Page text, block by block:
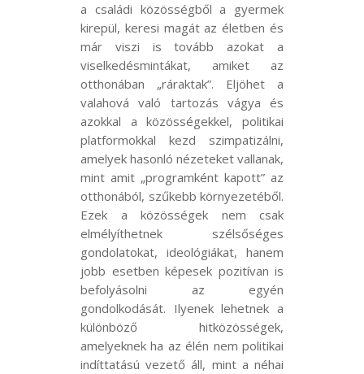
a családi közösségből a gyermek
kirepül, keresi magát az életben és
már viszi is tovább azokat a
viselkedésmintákat, amiket az
otthonában „ráraktak”. Eljöhet a
valahová való tartozás vágya és
azokkal a közösségekkel, politikai
platformokkal kezd szimpatizálni,
amelyek hasonló nézeteket vallanak,
mint amit „programként kapott” az
otthonából, szűkebb környezetéből.
Ezek a közösségek nem csak
elmélyíthetnek szélsőséges
gondolatokat, ideológiákat, hanem
jobb esetben képesek pozitívan is
befolyásolni az egyén
gondolkodását. Ilyenek lehetnek a
különböző hitközösségek,
amelyeknek ha az élén nem politikai
indíttatású vezető áll, mint a néhai